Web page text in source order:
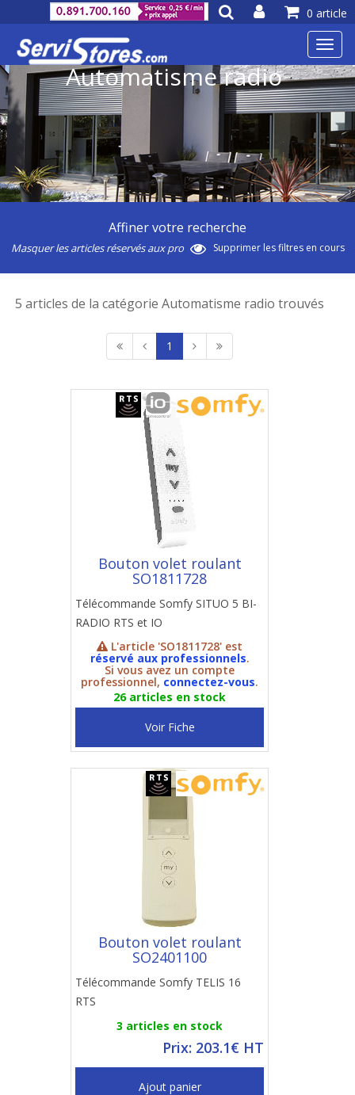
0 article
Automatisme radio
Affiner votre recherche
Masquer les articles réservés aux pro Supprimer les filtres en cours
5 articles de la catégorie Automatisme radio trouvés
1
Bouton volet roulant
SO1811728
Télécommande Somfy SITUO 5 BI-
RADIO RTS et IO
L'article 'SO1811728' est
réservé aux professionnels.
Si vous avez un compte
professionnel, connectez-vous.
26 articles en stock
Voir Fiche
Bouton volet roulant
SO2401100
Télécommande Somfy TELIS 16
RTS
3 articles en stock
Prix: 203.1€ HT
Ajout panier